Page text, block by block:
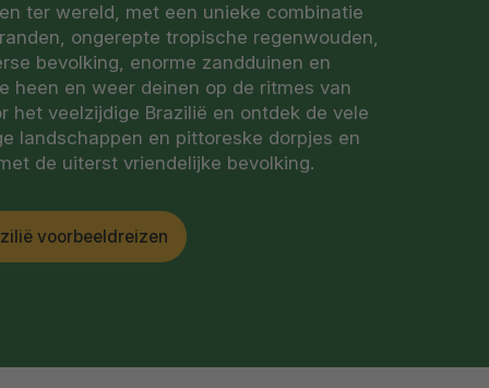
ter wereld, met een unieke combinatie
ongerepte tropische regenwouden,
bevolking, enorme zandduinen en
heen en weer deinen op de ritmes van
het veelzijdige Brazilië en ontdek de vele
landschappen en pittoreske dorpjes en
de uiterst vriendelijke bevolking.
voorbeeldreizen